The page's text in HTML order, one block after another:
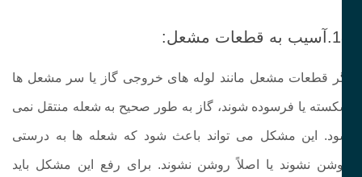
قطعات مشعل مانند لوله‌ های خروجی گاز یا سر مشعل‌ ها
یا فرسوده شوند، گاز به‌ طور صحیح به شعله منتقل نمی‌
این مشکل می‌ تواند باعث شود که شعله‌ ها به‌ درستی
نشوند یا اصلاً روشن نشوند. برای رفع این مشکل باید